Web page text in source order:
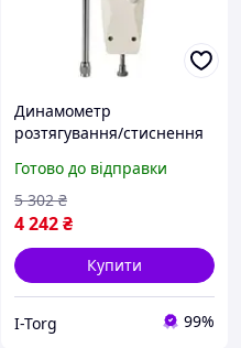
Динамометр
розтягування/стиснення
PROTESTER NK-20
Готово до відправки
4 242₴
5 302 ₴
Купити
I-Torg 99%